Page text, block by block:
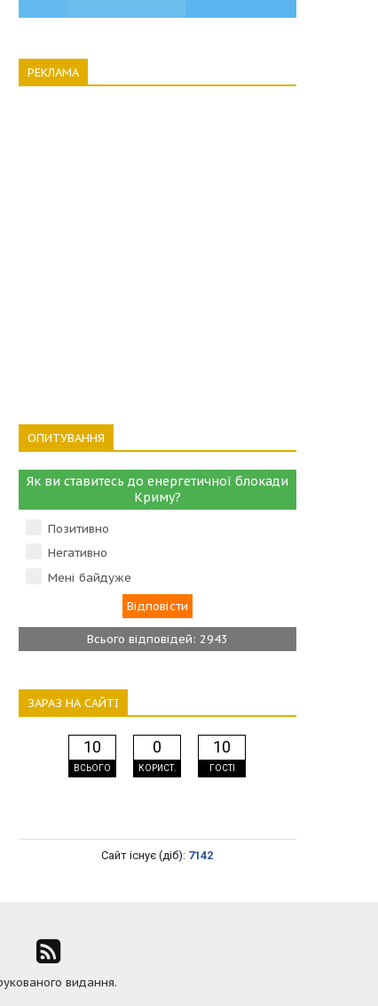
РЕКЛАМА
ОПИТУВАННЯ
Як ви ставитесь до енергетичної блокади
Криму?
Позитивно
Негативно
Мені байдуже
Всього відповідей: 2943
ЗАРАЗ НА САЙТІ
10
ВСЬОГО
0
КОРИСТ.
10
ГОСТІ
Сайт існує (діб): 7142
видання.